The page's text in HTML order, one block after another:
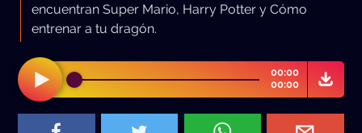
encuentran Super Mario, Harry Potter y Cómo
entrenar a tu dragón.
00:00
00:00